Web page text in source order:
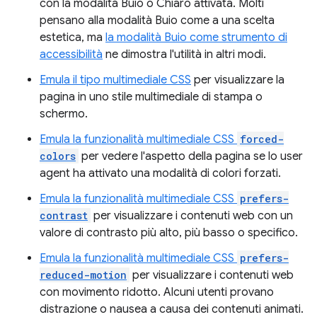
con la modalità Buio o Chiaro attivata. Molti
pensano alla modalità Buio come a una scelta
estetica, ma la modalità Buio come strumento di
accessibilità ne dimostra l'utilità in altri modi.
Emula il tipo multimediale CSS per visualizzare la
pagina in uno stile multimediale di stampa o
schermo.
Emula la funzionalità multimediale CSS forced-
colors per vedere l'aspetto della pagina se lo user
agent ha attivato una modalità di colori forzati.
Emula la funzionalità multimediale CSS prefers-
contrast per visualizzare i contenuti web con un
valore di contrasto più alto, più basso o specifico.
Emula la funzionalità multimediale CSS prefers-
reduced-motion per visualizzare i contenuti web
con movimento ridotto. Alcuni utenti provano
distrazione o nausea a causa dei contenuti animati.